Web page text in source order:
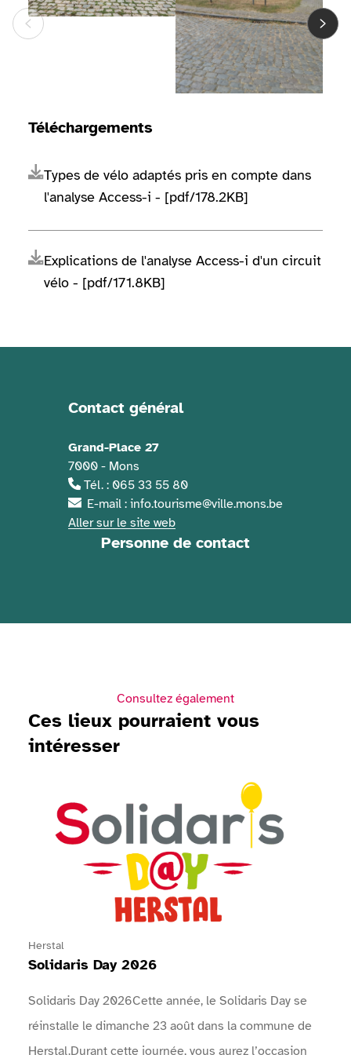
Téléchargements
Types de vélo adaptés pris en compte dans
l'analyse Access-i - [pdf/178.2KB]
Explications de l'analyse Access-i d'un circuit
vélo - [pdf/171.8KB]
Informations de contact
Contact général
Grand-Place 27
7000 - Mons
Tél. : 065 33 55 80
E-mail : info.tourisme@ville.mons.be
Aller sur le site web
Personne de contact
Consultez également
Ces lieux pourraient vous
intéresser
Herstal
Solidaris Day 2026
Solidaris Day 2026Cette année, le Solidaris Day se
réinstalle le dimanche 23 août dans la commune de
Herstal.Durant cette journée, vous aurez l’occasion